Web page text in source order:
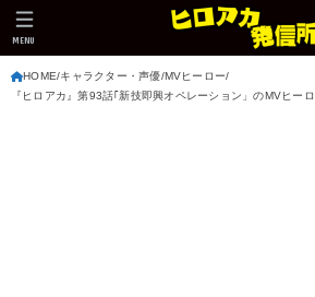
MENU
HOME キャラクター・声優 MVヒーロー
『ヒロアカ』第93話｢新技即興オペレーション」のMVヒー